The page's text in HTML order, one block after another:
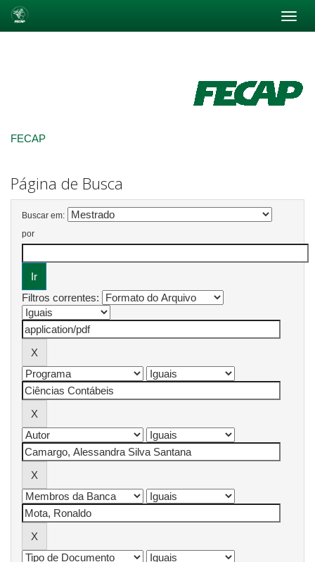
FECAP
Página de Busca
Buscar em:
por
Filtros correntes: